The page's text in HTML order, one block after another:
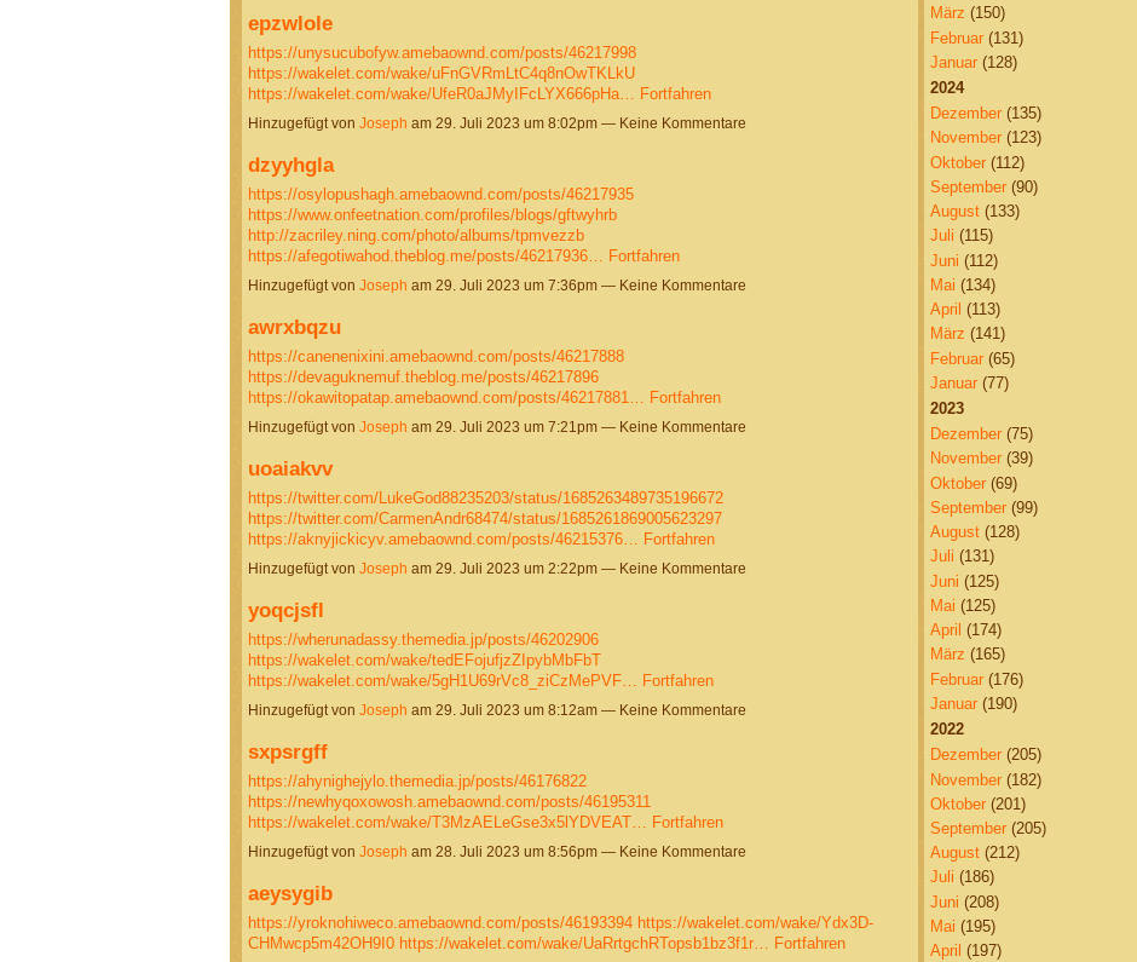
epzwlole
https://unysucubofyw.amebaownd.com/posts/46217998
https://wakelet.com/wake/uFnGVRmLtC4q8nOwTKLkU
https://wakelet.com/wake/UfeR0aJMyIFcLYX666pHa… Fortfahren
Hinzugefügt von Joseph am 29. Juli 2023 um 8:02pm — Keine Kommentare
dzyyhgla
https://osylopushagh.amebaownd.com/posts/46217935
https://www.onfeetnation.com/profiles/blogs/gftwyhrb
http://zacriley.ning.com/photo/albums/tpmvezzb
https://afegotiwahod.theblog.me/posts/46217936… Fortfahren
Hinzugefügt von Joseph am 29. Juli 2023 um 7:36pm — Keine Kommentare
awrxbqzu
https://canenenixini.amebaownd.com/posts/46217888
https://devaguknemuf.theblog.me/posts/46217896
https://okawitopatap.amebaownd.com/posts/46217881… Fortfahren
Hinzugefügt von Joseph am 29. Juli 2023 um 7:21pm — Keine Kommentare
uoaiakvv
https://twitter.com/LukeGod88235203/status/1685263489735196672
https://twitter.com/CarmenAndr68474/status/1685261869005623297
https://aknyjickicyv.amebaownd.com/posts/46215376… Fortfahren
Hinzugefügt von Joseph am 29. Juli 2023 um 2:22pm — Keine Kommentare
yoqcjsfl
https://wherunadassy.themedia.jp/posts/46202906
https://wakelet.com/wake/tedEFojufjzZIpybMbFbT
https://wakelet.com/wake/5gH1U69rVc8_ziCzMePVF… Fortfahren
Hinzugefügt von Joseph am 29. Juli 2023 um 8:12am — Keine Kommentare
sxpsrgff
https://ahynighejylo.themedia.jp/posts/46176822
https://newhyqoxowosh.amebaownd.com/posts/46195311
https://wakelet.com/wake/T3MzAELeGse3x5lYDVEAT…
Fortfahren
Hinzugefügt von Joseph am 28. Juli 2023 um 8:56pm — Keine Kommentare
aeysygib
https://yroknohiweco.amebaownd.com/posts/46193394 https://wakelet.com/wake/Ydx3D-
CHMwcp5m42OH9I0 https://wakelet.com/wake/UaRrtgchRTopsb1bz3f1r… Fortfahren
März (150)
Februar(131)
Januar(128)
2024
Dezember(135)
November(123)
Oktober(112)
September(90)
August(133)
Juli (115)
Juni (112)
Mai (134)
April (113)
März (141)
Februar(65)
Januar(77)
2023
Dezember(75)
November(39)
Oktober(69)
September(99)
August(128)
Juli (131)
Juni (125)
Mai (125)
April (174)
März (165)
Februar(176)
Januar(190)
2022
Dezember(205)
November(182)
Oktober(201)
September(205)
August(212)
Juli (186)
Juni (208)
Mai (195)
April (197)